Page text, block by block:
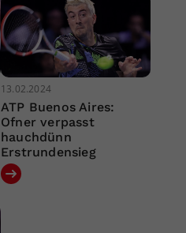
13.02.2024
ATP Buenos Aires:
Ofner verpasst
hauchdünn
Erstrundensieg